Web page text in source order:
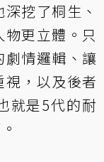
挖了桐生、
更立體。只
情邏輯、讓
視，以及後者
就是5代的耐